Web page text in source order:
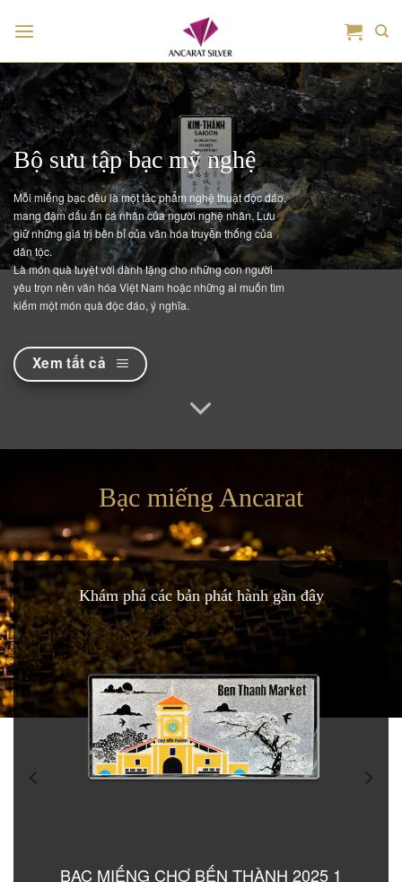
qua
dung
Bộ sưu tập bạc mỹ nghệ
Mỗi miếng bạc đều là một tác phẩm nghệ thuật độc đáo,
mang đậm dấu ấn cá nhân của người nghệ nhân. Lưu
giữ những giá trị bền bỉ của văn hóa truyền thống của
dân tộc.
Là món quà tuyệt vời dành tặng cho những con người
yêu trọn nền văn hóa Việt Nam hoặc những ai muốn tìm
kiếm một món quà độc đáo, ý nghĩa.
Xem tất cả
Bạc miếng Ancarat
Khám phá các bản phát hành gần đây
BẠC MIẾNG ANCARAT – HÀ NỘI